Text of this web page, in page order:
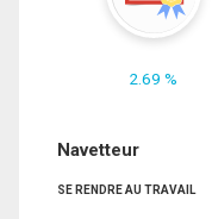
2.69 %
Navetteur
SE RENDRE AU TRAVAIL